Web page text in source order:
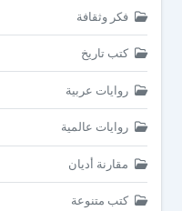
فكر وثقافة
كتب تاريخ
روايات عربية
روايات عالمية
مقارنة أديان
كتب متنوعة